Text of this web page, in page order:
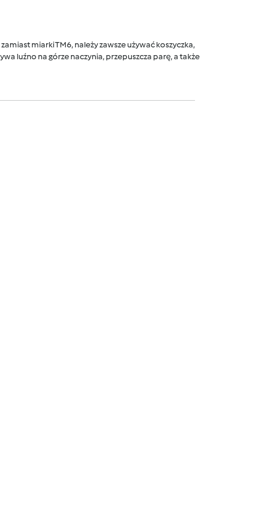
miarki TM6, należy zawsze używać koszyczka,
luźno na górze naczynia, przepuszcza parę, a także